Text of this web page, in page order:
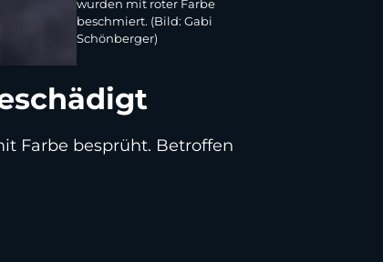
wurden mit roter Farbe
beschmiert. (Bild: Gabi
Schönberger)
Farbe besprüht. Betroffen